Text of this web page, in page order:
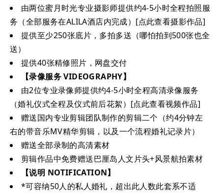
由两位蜜月时光专业摄影师提供约4-5小时全程拍照服
务（全部服务在ALILA酒店内完成）[点此查看摄影作品]
提供至少250张底片，多拍多送（哪怕拍到500张也全
送）
提供40张精修照片，网盘交付
【录像服务 VIDEOGRAPHY】
由2位专业录像师提供约4-5小时全程高清录像服务
（婚礼仪式全程及仪式前后花絮）[点此查看视频作品]
赠送国内专业剪辑团队制作的剪辑二个（约4分钟左
右的带音乐MV精华剪辑，以及一个流程婚礼记录片）
赠送全部录制的高清素材
剪辑作品中免费赠送巴厘岛人文片头+风景航拍素材
【说明 NOTIFICATION】
*可容纳50人的私人婚礼，超出此人数此套系不适